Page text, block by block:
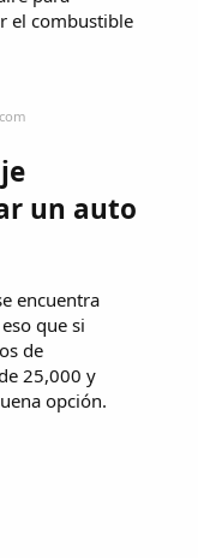
el combustible
un auto
encuentra
que si
de
25,000 y
opción.